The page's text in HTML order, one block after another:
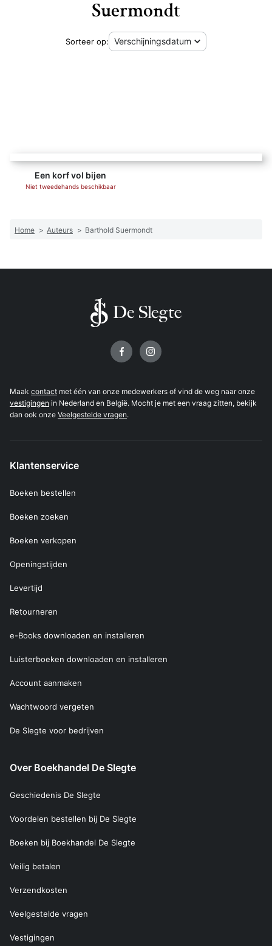
Suermondt
Sorteer op:
Een korf vol bijen
Niet tweedehands beschikbaar
Home > Auteurs > Barthold Suermondt
Maak contact met één van onze medewerkers of vind de weg naar onze
vestigingen in Nederland en België. Mocht je met een vraag zitten, bekijk
dan ook onze Veelgestelde vragen.
Klantenservice
Boeken bestellen
Boeken zoeken
Boeken verkopen
Openingstijden
Levertijd
Retourneren
e-Books downloaden en installeren
Luisterboeken downloaden en installeren
Account aanmaken
Wachtwoord vergeten
De Slegte voor bedrijven
Over Boekhandel De Slegte
Geschiedenis De Slegte
Voordelen bestellen bij De Slegte
Boeken bij Boekhandel De Slegte
Veilig betalen
Verzendkosten
Veelgestelde vragen
Vestigingen